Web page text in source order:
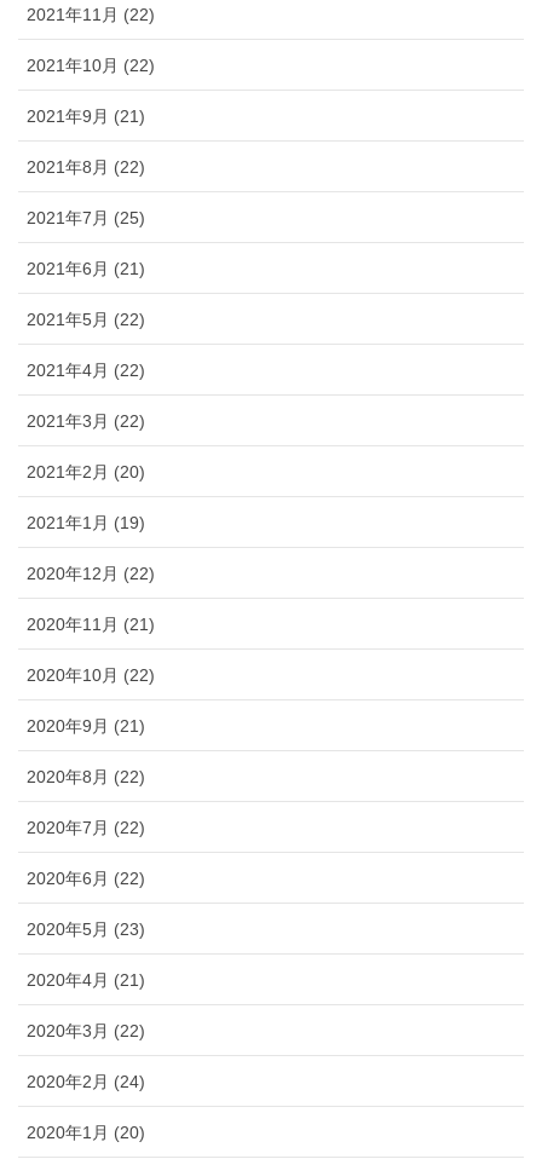
2021年11月 (22)
2021年10月 (22)
2021年9月 (21)
2021年8月 (22)
2021年7月 (25)
2021年6月 (21)
2021年5月 (22)
2021年4月 (22)
2021年3月 (22)
2021年2月 (20)
2021年1月 (19)
2020年12月 (22)
2020年11月 (21)
2020年10月 (22)
2020年9月 (21)
2020年8月 (22)
2020年7月 (22)
2020年6月 (22)
2020年5月 (23)
2020年4月 (21)
2020年3月 (22)
2020年2月 (24)
2020年1月 (20)